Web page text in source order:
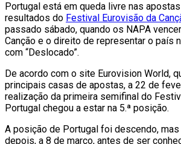
Portugal está em queda livre nas
resultados do Festival Eurovisão da
passado sábado, quando os NAPA
Canção e o direito de representar o país
com “Deslocado”.
De acordo com o site Eurovision World,
principais casas de apostas, a 22 de
realização da primeira semifinal do
Portugal chegou a estar na 5.ª posição.
A posição de Portugal foi descendo,
depois, a 8 de março, antes de ser